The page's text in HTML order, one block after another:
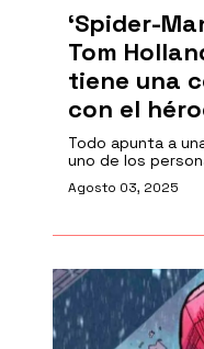
‘Spider-
Tom
tiene una
con el
Todo apunta a
uno de los
Agosto 03, 2025